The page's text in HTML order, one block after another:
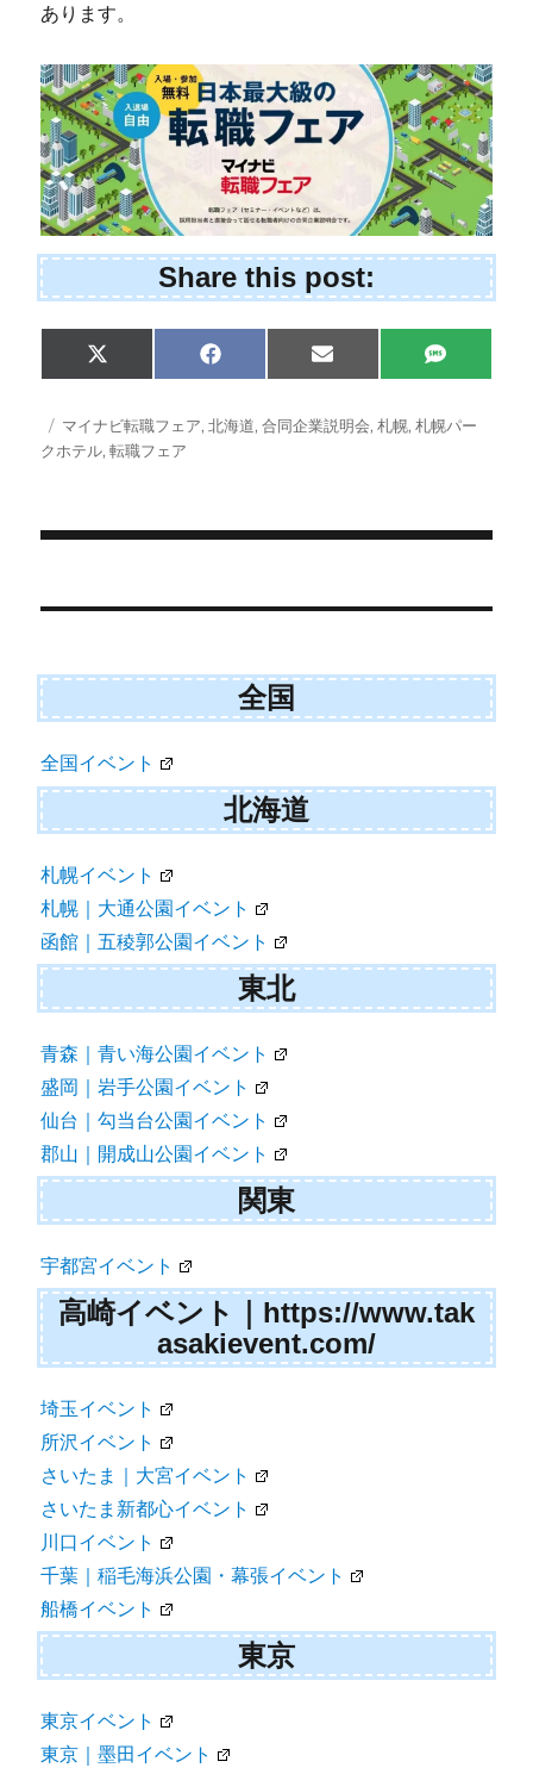
あります。
Share this post:
Share
on
X
(
w
i
t
)
Share
on
F
a
e
b
Share
on
E
m
i
l
Share
on
S
M
投
稿
タ
グ
マイナビ転職フェア,北海道,合同企業説明会,札幌,札幌パー
クホテル,転職フェア
稿
ナ
ビ
ゲ
ー
シ
ョ
ン
全国
全国イベント
北海道
札幌イベント
札幌｜大通公園イベント
函館｜五稜郭公園イベント
東北
青森｜青い海公園イベント
盛岡｜岩手公園イベント
仙台｜勾当台公園イベント
郡山｜開成山公園イベント
関東
宇都宮イベント
高崎イベント｜https://www.tak
asakievent.com/
埼玉イベント
所沢イベント
さいたま｜大宮イベント
さいたま新都心イベント
川口イベント
千葉｜稲毛海浜公園・幕張イベント
船橋イベント
東京
東京イベント
東京｜墨田イベント